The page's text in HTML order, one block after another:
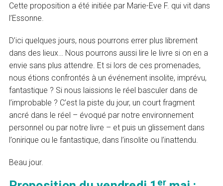
Cette proposition a été initiée par Marie-Eve F. qui vit dans
l’Essonne.
D’ici quelques jours, nous pourrons errer plus librement
dans des lieux… Nous pourrons aussi lire le livre si on en a
envie sans plus attendre. Et si lors de ces promenades,
nous étions confrontés à un événement insolite, imprévu,
fantastique ? Si nous laissions le réel basculer dans de
l’improbable ? C’est la piste du jour, un court fragment
ancré dans le réel – évoqué par notre environnement
personnel ou par notre livre – et puis un glissement dans
l’onirique ou le fantastique, dans l’insolite ou l’inattendu.
Beau jour.
er